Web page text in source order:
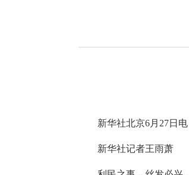
新华社北京6月27日电
新华社记者王雨萧